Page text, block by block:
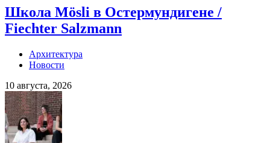
Школа Mösli в Остермундигене /
Fiechter Salzmann
Архитектура
Новости
10 августа, 2026